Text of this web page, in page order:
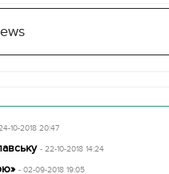
10-2018 20:47
- 22-10-2018 14:24
- 02-09-2018 19:05